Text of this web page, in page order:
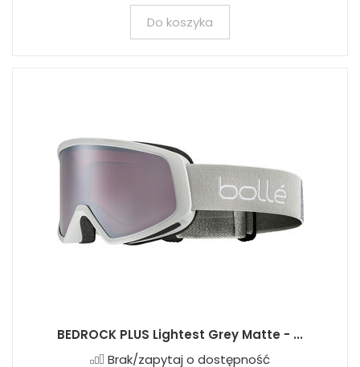
Do koszyka
BEDROCK PLUS Lightest Grey Matte - ...
Brak/zapytaj o dostępność